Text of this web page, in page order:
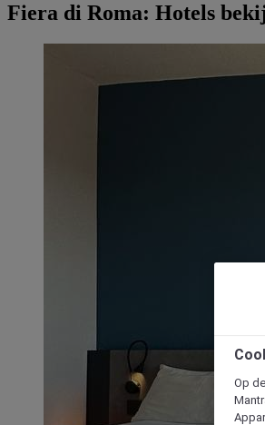
Fiera di Roma: Hotels
Op